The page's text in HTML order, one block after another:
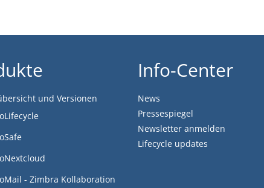
und Versionen
- Zimbra Kollaboration
Info-Center
News
Pressespiegel
Newsletter anmelden
Lifecycle updates